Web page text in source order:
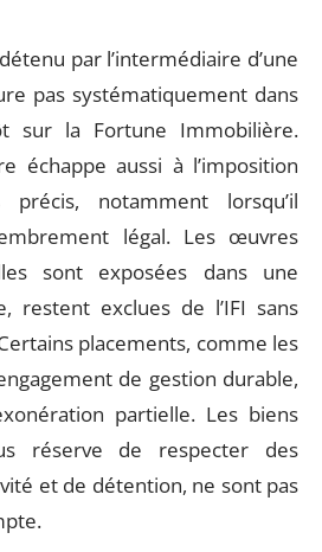
par l’intermédiaire d’une
pas systématiquement dans
sur la Fortune Immobilière.
échappe aussi à l’imposition
notamment lorsqu’il
légal. Les œuvres
sont exposées dans une
restent exclues de l’IFI sans
placements, comme les
de gestion durable,
partielle. Les biens
réserve de respecter des
et de détention, ne sont pas